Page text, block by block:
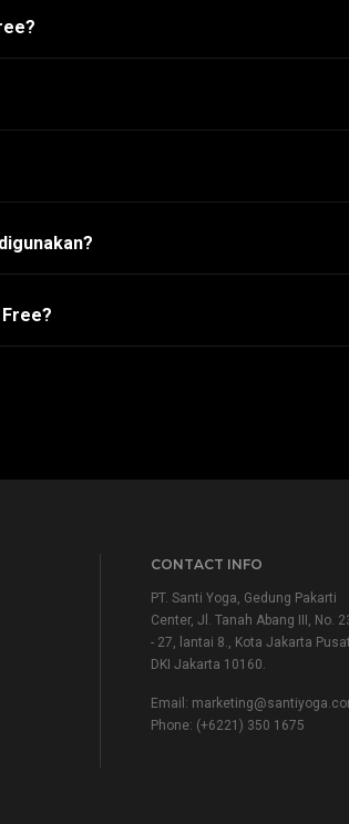
CONTACT INFO
PT. Santi Yoga, Gedung Pakarti
Center, Jl. Tanah Abang III, No.
- 27, lantai 8., Kota Jakarta
DKI Jakarta 10160.
Email:
Phone: (+6221) 350 1675